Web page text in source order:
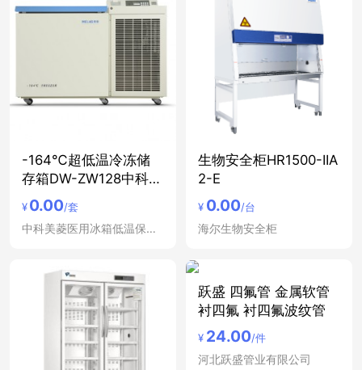
-164℃超低温冷冻储
存箱DW-ZW128中科美
菱
¥0.00/套
中科美菱医用冰箱低温保存箱冷藏箱
生物安全柜HR1500-IIA
2-E
¥ 0.00/台
海尔生物安全柜
跃盛 四氟管 金属软管
衬四氟 衬四氟波纹管
¥ 24.00/件
河北跃盛管业有限公司